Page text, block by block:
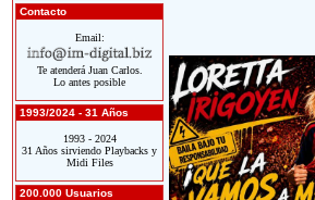
Contacto
Email:
Te atenderá Juan Carlos.
Lo antes posible
1993/2024 - 31 Años
1993 - 2024
31 Años sirviendo Playbacks y
Midi Files
200.000 Usuarios